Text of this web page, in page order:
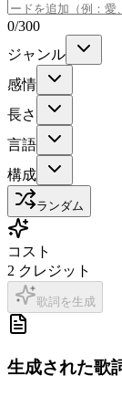
0/300
ジャンル
感情
長さ
言語
構成
ランダム
コスト
2 クレジット
歌詞を生成
生成された歌